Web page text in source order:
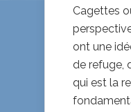
Cagettes
ont une
de refuge,
qui est la